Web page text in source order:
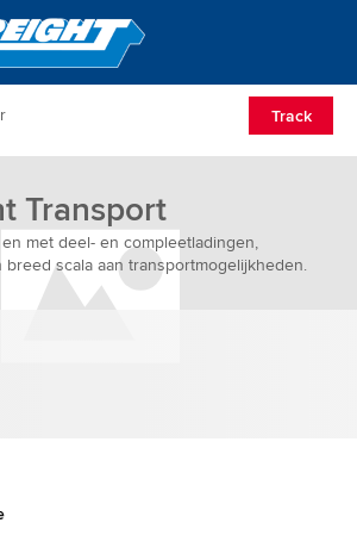
Track
Transport
met deel- en compleetladingen,
scala aan transportmogelijkheden.